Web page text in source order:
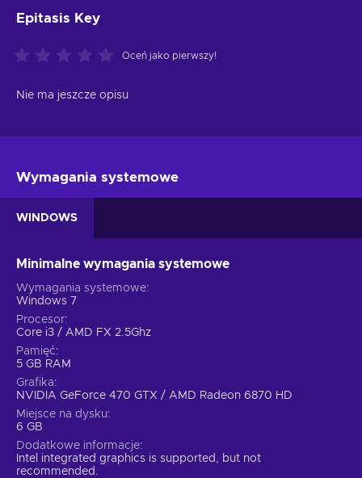
Epitasis Key
Oceń jako pierwszy!
Nie ma jeszcze opisu
Wymagania systemowe
WINDOWS
Minimalne wymagania systemowe
Wymagania systemowe
Windows 7
Procesor
Core i3 / AMD FX 2.5Ghz
Pamięć
5 GB RAM
Grafika
NVIDIA GeForce 470 GTX / AMD Radeon 6870 HD
Miejsce na dysku
6 GB
Dodatkowe informacje
Intel integrated graphics is supported, but not
recommended.